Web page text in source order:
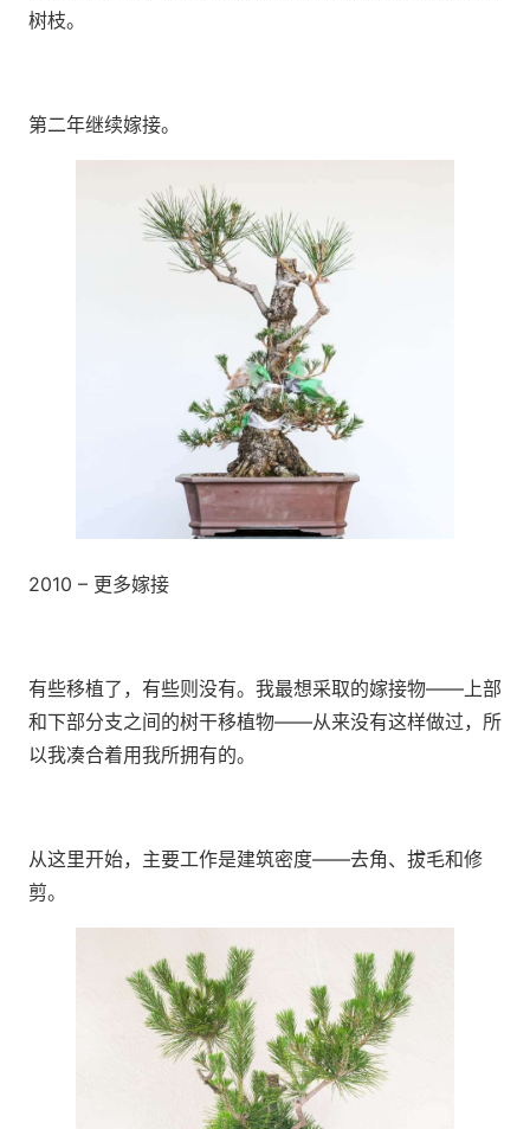
树枝。
第二年继续嫁接。
2010 – 更多嫁接
有些移植了，有些则没有。我最想采取的嫁接物——上部
和下部分支之间的树干移植物——从来没有这样做过，所
以我凑合着用我所拥有的。
从这里开始，主要工作是建筑密度——去角、拔毛和修
剪。